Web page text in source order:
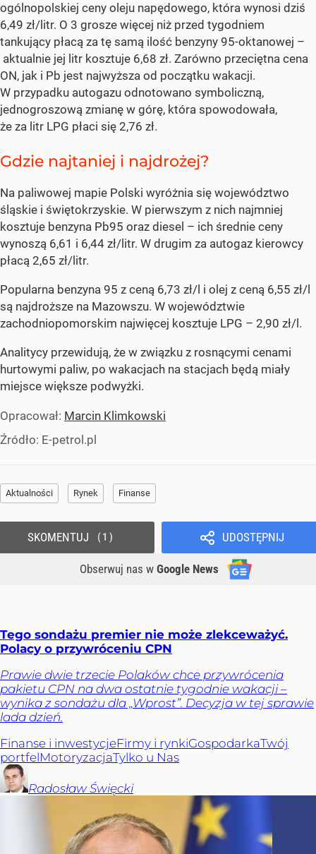
ogólnopolskiej ceny oleju napędowego, która wynosi dziś
6,49 zł/litr. O 3 grosze więcej niż przed tygodniem
tankujący płacą za tę samą ilość benzyny 95-oktanowej –
aktualnie jej litr kosztuje 6,68 zł. Zarówno przeciętna cena
ON, jak i Pb jest najwyższa od początku wakacji.
W przypadku autogazu odnotowano symboliczną,
jednogroszową zmianę w górę, która spowodowała,
że za litr LPG płaci się 2,76 zł.
Gdzie najtaniej i najdrożej?
Na paliwowej mapie Polski wyróżnia się województwo
śląskie i świętokrzyskie. W pierwszym z nich najmniej
kosztuje benzyna Pb95 oraz diesel – ich średnie ceny
wynoszą 6,61 i 6,44 zł/litr. W drugim za autogaz kierowcy
płacą 2,65 zł/litr.
Popularna benzyna 95 z ceną 6,73 zł/l i olej z ceną 6,55 zł/l
są najdroższe na Mazowszu. W województwie
zachodniopomorskim najwięcej kosztuje LPG – 2,90 zł/l.
Analitycy przewidują, że w związku z rosnącymi cenami
hurtowymi paliw, po wakacjach na stacjach będą miały
miejsce większe podwyżki.
Opracował: Marcin Klimkowski
Źródło: E-petrol.pl
Aktualności Rynek Finanse
UDOSTĘPNIJ
Obserwuj nas w Google News
SKOMENTUJ 1
Tego sondażu premier nie może zlekceważyć.
Polacy o przywróceniu CPN
Prawie dwie trzecie Polaków chce przywrócenia
pakietu CPN na dwa ostatnie tygodnie wakacji –
wynika z sondażu dla „Wprost”. Decyzja w tej sprawie
lada dzień.
Finanse i inwestycjeFirmy i rynkiGospodarkaTwój
portfelMotoryzacjaTylko u Nas
Radosław Święcki